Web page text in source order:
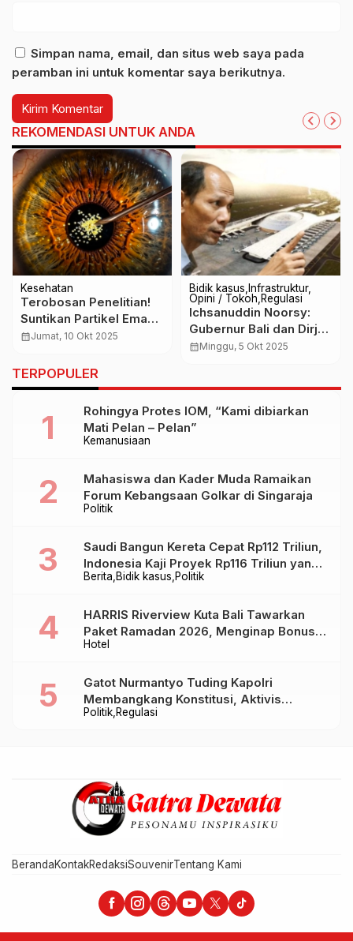
Simpan nama, email, dan situs web saya pada
peramban ini untuk komentar saya berikutnya.
REKOMENDASI UNTUK ANDA
Kesehatan
Terobosan Penelitian!
Suntikan Partikel Emas
Bisa Pulihkan
Operasi
calendar_monthJumat, 10 Okt 2025
Bidik kasus Infrastruktur
Opini / Tokoh Regulasi
Ichsanuddin Noorsy:
Gubernur Bali dan Dirjen
Perhubungan Udara
Iklim Serta Kepastian
Investasi
calendar_monthMinggu, 5 Okt 2025
TERPOPULER
Kemanusiaan
Rohingya Protes IOM, “Kami dibiarkan
Mati Pelan – Pelan”
Politik
Mahasiswa dan Kader Muda Ramaikan
Forum Kebangsaan Golkar di Singaraja
Berita Bidik kasus Politik
Saudi Bangun Kereta Cepat Rp112 Triliun,
Indonesia Kaji Proyek Rp116 Triliun yang
Baru Sampai Bandung
Hotel
HARRIS Riverview Kuta Bali Tawarkan
Paket Ramadan 2026, Menginap Bonus
Takjil hingga Bukber Mulai Rp88.888
Politik Regulasi
Gatot Nurmantyo Tuding Kapolri
Membangkang Konstitusi, Aktivis
Tegaskan Polri Tak Punya Sejarah
BerandaKontakRedaksiSouvenirTentang Kami